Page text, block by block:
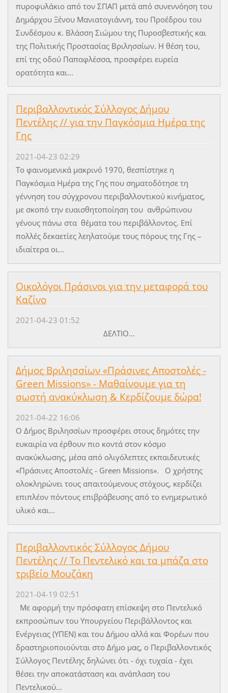
πυροφυλάκιο από τον ΣΠΑΠ μετά από συνεννόηση του
Δημάρχου Ξένου Μανιατογιάννη, του Προέδρου του
Συνδέσμου κ. Βλάσση Σιώμου της Πυροσβεστικής και
της Πολιτικής Προστασίας Βριλησσίων. Η θέση του,
επί της οδού Παπαφλέσσα, προσφέρει ευρεία
ορατότητα και...
Περιβαλλοντικός Σύλλογος Δήμου
Πεντέλης // για την Παγκόσμια Ημέρα της
Γης
2021-04-23 02:29
Το φαινομενικά μακρινό 1970, θεσπίστηκε η
Παγκόσμια Ημέρα της Γης που σηματοδότησε τη
γέννηση του σύγχρονου περιβαλλοντικού κινήματος,
με σκοπό την ευαισθητοποίηση του ανθρώπινου
γένους πάνω στα θέματα του περιβάλλοντος. Επί
πολλές δεκαετίες λεηλατούμε τους πόρους της Γης –
ιδιαίτερα οι...
Οικολόγοι Πράσινοι για την μεταφορά του
Καζίνο
2021-04-23 01:52
ΔΕΛΤΙΟ...
Δήμος Βριλησσίων «Πράσινες Αποστολές -
Green Missions» - Μαθαίνουμε για τη
σωστή ανακύκλωση & Κερδίζουμε δώρα!
2021-04-22 16:06
Ο Δήμος Βριλησσίων προσφέρει στους δημότες την
ευκαιρία να έρθουν πιο κοντά στον κόσμο
ανακύκλωσης, μέσα από ολιγόλεπτες εκπαιδευτικές
«Πράσινες Αποστολές - Green Missions». Ο χρήστης
ολοκληρώνει τους απαιτούμενους στόχους, κερδίζει
επιπλέον πόντους επιβράβευσης από το ενημερωτικό
υλικό και...
Περιβαλλοντικός Σύλλογος Δήμου
Πεντέλης // Το Πεντελικό και τα μπάζα στο
τριβείο Μουζάκη
2021-04-19 02:51
Με αφορμή την πρόσφατη επίσκεψη στο Πεντελικό
εκπροσώπων του Υπουργείου Περιβάλλοντος και
Ενέργειας (ΥΠΕΝ) και του Δήμου αλλά και Φορέων που
δραστηριοποιούνται στο Δήμο μας, ο Περιβαλλοντικός
Σύλλογος Πεντέλης δηλώνει ότι - όχι τυχαία - έχει
θέσει την αποκατάσταση και ανάπλαση του
Πεντελικού...